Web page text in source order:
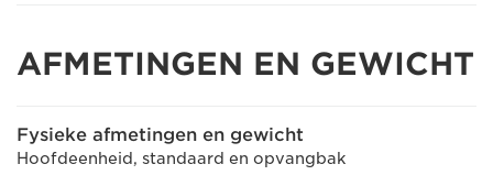
AFMETINGEN EN GEWICHT
Fysieke afmetingen en gewicht
Hoofdeenheid, standaard en opvangbak